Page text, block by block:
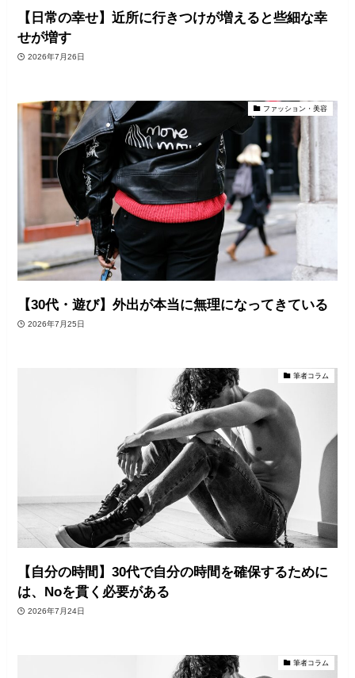
【日常の幸せ】近所に行きつけが増えると些細な幸
せが増す
2026年7月26日
ファッション・美容
【30代・遊び】外出が本当に無理になってきている
2026年7月25日
筆者コラム
【自分の時間】30代で自分の時間を確保するために
は、Noを貫く必要がある
2026年7月24日
筆者コラム